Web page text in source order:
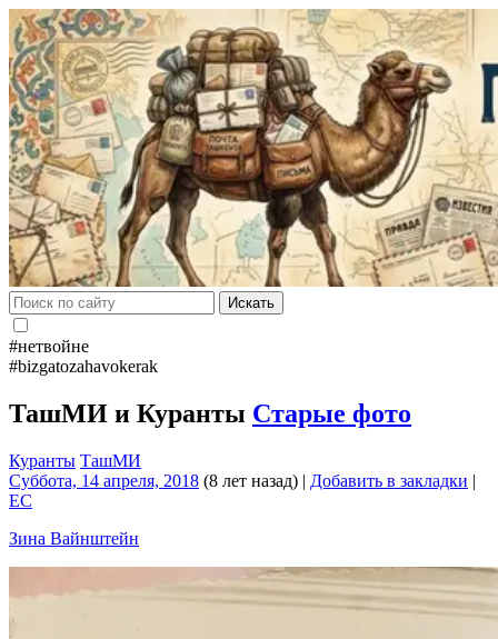
Искать
#нетвойне
#bizgatozahavokerak
ТашМИ и Куранты Старые фото
Куранты ТашМИ
Суббота, 14 апреля, 2018 (8 лет назад) | Добавить в закладки |
EC
Зина Вайнштейн